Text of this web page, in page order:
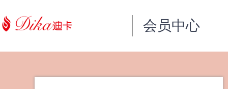
会员中心